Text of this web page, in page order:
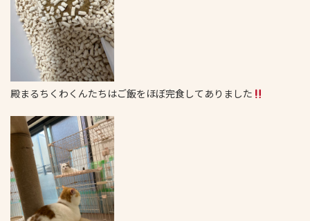
殿まるちくわくんたちはご飯をほぼ完食してありました